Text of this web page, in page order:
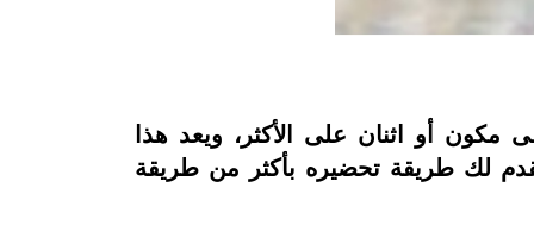
أو اثنان على الأكثر، ويعد هذا
لك طريقة تحضيره بأكثر من طريقة